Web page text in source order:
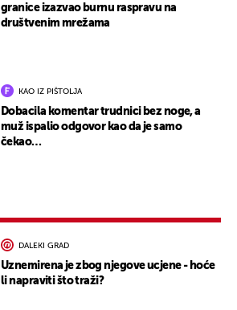
granice izazvao burnu raspravu na
društvenim mrežama
KAO IZ PIŠTOLJA
Dobacila komentar trudnici bez noge, a
muž ispalio odgovor kao da je samo
čekao…
DALEKI GRAD
Uznemirena je zbog njegove ucjene - hoće
li napraviti što traži?